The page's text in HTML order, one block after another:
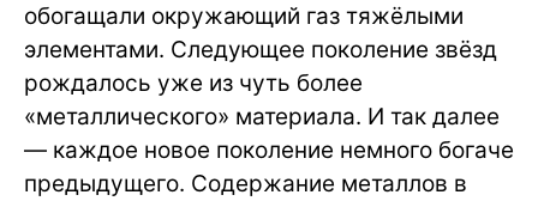
обогащали окружающий газ тяжёлыми
элементами. Следующее поколение звёзд
рождалось уже из чуть более
«металлического» материала. И так далее
— каждое новое поколение немного богаче
предыдущего. Содержание металлов в